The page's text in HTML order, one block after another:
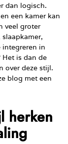
dan logisch.
een kamer kan
veel groter
integreren in
Het is dan de
over deze stijl.
blog met een
herken